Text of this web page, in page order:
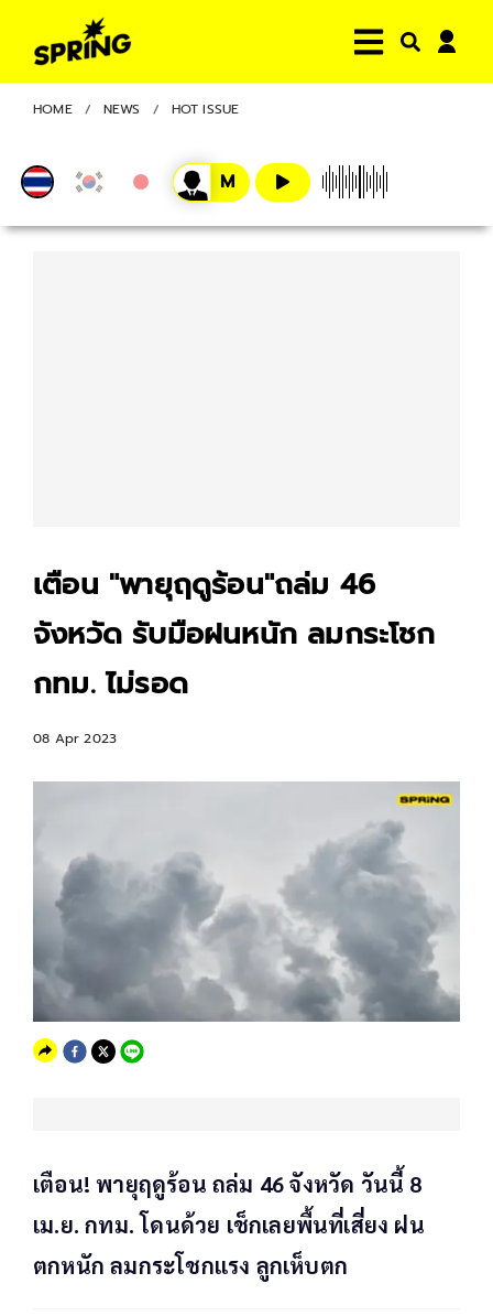
HOME NEWS HOT ISSUE
เตือน "พายุฤดูร้อน"ถล่ม 46
จังหวัด รับมือฝนหนัก ลมกระโชก
กทม. ไม่รอด
08 Apr 2023
เตือน! พายุฤดูร้อน ถล่ม 46 จังหวัด วันนี้ 8
เม.ย. กทม. โดนด้วย เช็กเลยพื้นที่เสี่ยง ฝน
ตกหนัก ลมกระโชกแรง ลูกเห็บตก